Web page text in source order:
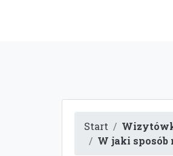
Start
W jaki sposób